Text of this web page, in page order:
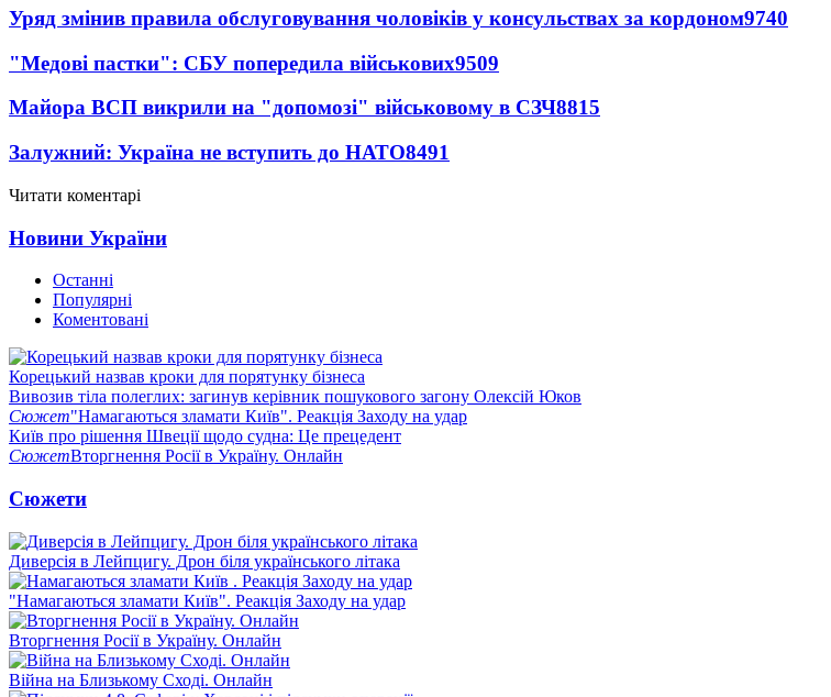
Уряд змінив правила обслуговування чоловіків у консульствах за кордоном9740
"Медові пастки": СБУ попередила військових9509
Майора ВСП викрили на "допомозі" військовому в СЗЧ8815
Залужний: Україна не вступить до НАТО8491
Читати коментарі
Новини України
Останні
Популярні
Коментовані
Корецький назвав кроки для порятунку бізнеса
Вивозив тіла полеглих: загинув керівник пошукового загону Олексій Юков
Сюжет"Намагаються зламати Київ". Реакція Заходу на удар
Київ про рішення Швеції щодо судна: Це прецедент
СюжетВторгнення Росії в Україну. Онлайн
Сюжети
Диверсія в Лейпцигу. Дрон біля українського літака
"Намагаються зламати Київ". Реакція Заходу на удар
Вторгнення Росії в Україну. Онлайн
Війна на Близькому Сході. Онлайн